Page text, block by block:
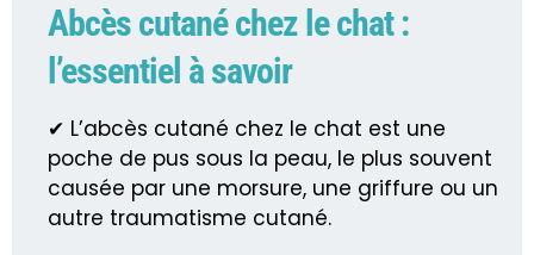
Abcès cutané chez le chat :
l’essentiel à savoir
✔ L’abcès cutané chez le chat est une
poche de pus sous la peau, le plus souvent
causée par une morsure, une griffure ou un
autre traumatisme cutané.